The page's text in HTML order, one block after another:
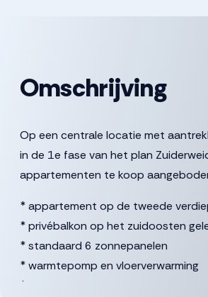
Omschrijving
Op een centrale locatie met
in de 1e fase van het plan
appartementen te koop
* appartement op de tweede
* privébalkon op het zuidoosten
* standaard 6 zonnepanelen
* warmtepomp en vloerverwarming
* inclusief keuken met apparatuur